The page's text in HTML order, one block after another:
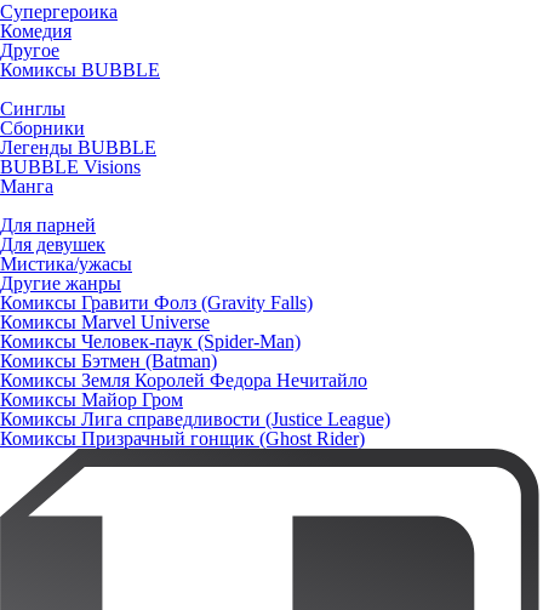
Супергероика
Комедия
Другое
Комиксы BUBBLE
Синглы
Сборники
Легенды BUBBLE
BUBBLE Visions
Манга
Для парней
Для девушек
Мистика/ужасы
Другие жанры
Комиксы Гравити Фолз (Gravity Falls)
Комиксы Marvel Universe
Комиксы Человек-паук (Spider-Man)
Комиксы Бэтмен (Batman)
Комиксы Земля Королей Федора Нечитайло
Комиксы Майор Гром
Комиксы Лига справедливости (Justice League)
Комиксы Призрачный гонщик (Ghost Rider)